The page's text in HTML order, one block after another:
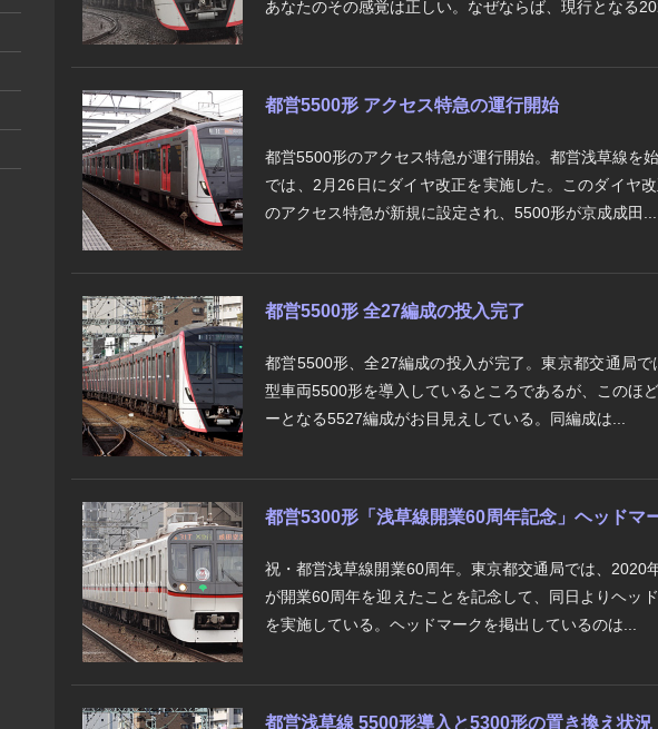
あなたのその感覚は正しい。なぜならば、現行となる
都営5500形 アクセス特急の運行開始
都営5500形のアクセス特急が運行開始。都営浅草線を
では、2月26日にダイヤ改正を実施した。このダイヤ
のアクセス特急が新規に設定され、5500形が京成成田...
都営5500形 全27編成の投入完了
都営5500形、全27編成の投入が完了。東京都交通局
型車両5500形を導入しているところであるが、このほ
ーとなる5527編成がお目見えしている。同編成は...
都営5300形「浅草線開業60周年記念」ヘッドマ
祝・都営浅草線開業60周年。東京都交通局では、2020
が開業60周年を迎えたことを記念して、同日よりヘッ
を実施している。ヘッドマークを掲出しているのは...
都営浅草線 5500形導入と5300形の置き換え状況